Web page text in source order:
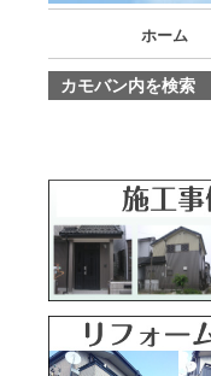
ホーム
カモバン内を検索